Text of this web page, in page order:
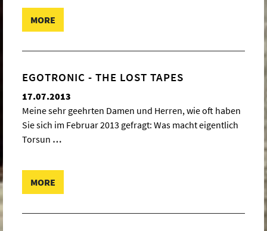
MORE
EGOTRONIC - THE LOST TAPES
17.07.2013
Meine sehr geehrten Damen und Herren, wie oft haben
Sie sich im Februar 2013 gefragt: Was macht eigentlich
Torsun …
MORE